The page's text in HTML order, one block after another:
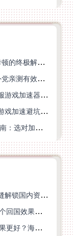
在英国打激战2卡吗？海外党国服游戏不卡顿的终极解决方案
放开那三国3海外加速器测评怎么过？海外党亲测有效的国服游戏加速指南
英国怎么玩巅峰战舰不卡顿？海外玩家国服游戏加速器终极指南
印尼的人怎么玩战双帕弥什？海外党国服游戏加速避坑指南
在美国玩天涯明月刀总卡顿？2026终极指南：选对加速器让你丝滑连招
海外党必看：如何选对回国翻墙VPN，无缝解锁国内资源？
ChickCN VPN好用吗？和海牛VPN对比哪个回国效果更好？
ChickCN VPN和当归VPN对比哪个回国效果更好？海外党亲测后选了它